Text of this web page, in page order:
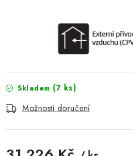
Skladem (7 ks)
Možnosti doručení